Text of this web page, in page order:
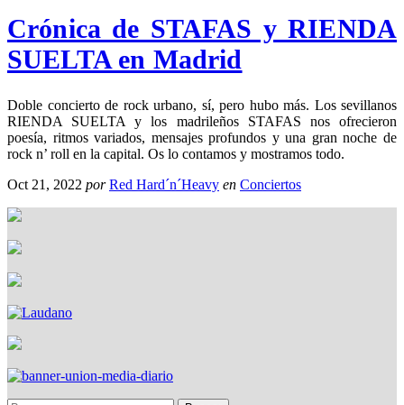
Crónica de STAFAS y RIENDA
SUELTA en Madrid
Doble concierto de rock urbano, sí, pero hubo más. Los sevillanos
RIENDA SUELTA y los madrileños STAFAS nos ofrecieron
poesía, ritmos variados, mensajes profundos y una gran noche de
rock n’ roll en la capital. Os lo contamos y mostramos todo.
Oct 21, 2022 por Red Hard´n´Heavy en Conciertos